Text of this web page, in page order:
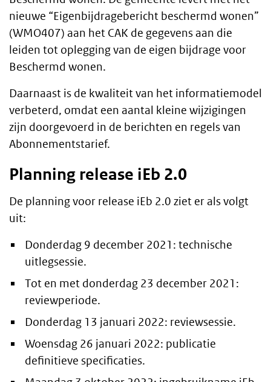
nieuwe “Eigenbijdragebericht beschermd wonen”
(WMO407) aan het CAK de gegevens aan die
leiden tot oplegging van de eigen bijdrage voor
Beschermd wonen.
Daarnaast is de kwaliteit van het informatiemodel
verbeterd, omdat een aantal kleine wijzigingen
zijn doorgevoerd in de berichten en regels van
Abonnementstarief.
Planning release iEb 2.0
De planning voor release iEb 2.0 ziet er als volgt
uit:
Donderdag 9 december 2021: technische
uitlegsessie.
Tot en met donderdag 23 december 2021:
reviewperiode.
Donderdag 13 januari 2022: reviewsessie.
Woensdag 26 januari 2022: publicatie
definitieve specificaties.